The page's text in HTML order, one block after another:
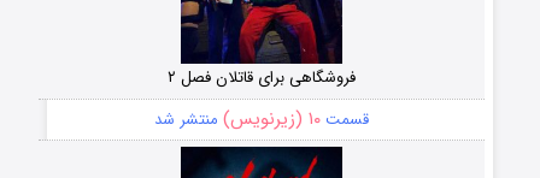
فروشگاهی برای قاتلان فصل ۲
قسمت۱۰ (زیرنویس) منتشر شد